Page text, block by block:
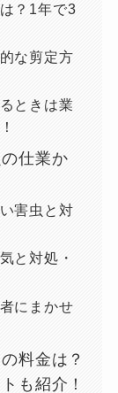
？1年で3
な剪定方
ときは業
仕業か
害虫と対
と対処・
にまかせ
料金は？
も紹介！